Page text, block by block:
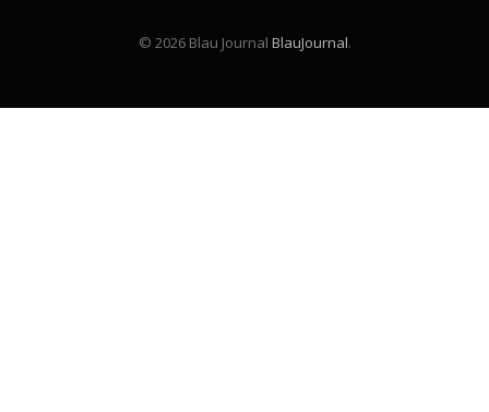
© 2026 Blau Journal BlauJournal.